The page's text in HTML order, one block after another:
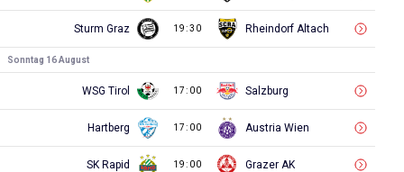
Sturm Graz 19:30 Rheindorf Altach
Sonntag 16 August
WSG Tirol 17:00 Salzburg
Hartberg 17:00 Austria Wien
SK Rapid 19:00 Grazer AK